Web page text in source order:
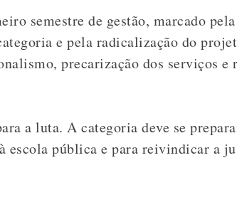
semestre de gestão, marcado
e pela radicalização do
precarização dos serviços e
a luta. A categoria deve se
escola pública e para reivindicar a